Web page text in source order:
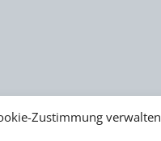
Zustimmung verwalten